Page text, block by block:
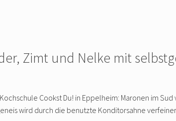
Zimt und Nelke mit
Cookst Du! in Eppelheim: Maronen im
wird durch die benutzte Konditorsahne